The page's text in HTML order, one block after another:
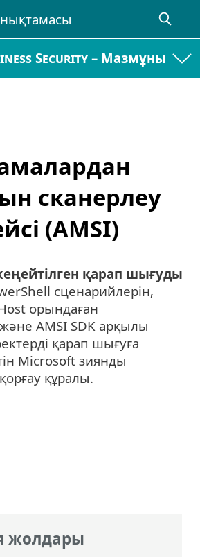
Security – Мазмұны
сканерлеу
(AMSI)
жолдары
қарап шығуды
сценарийлерін,
орындаған
AMSI SDK арқылы
қарап шығуға
Microsoft зиянды
құралы.